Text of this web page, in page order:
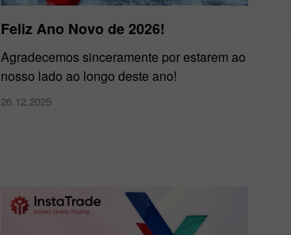
Feliz Ano Novo de 2026!
Agradecemos sinceramente por estarem ao
nosso lado ao longo deste ano!
26.12.2025